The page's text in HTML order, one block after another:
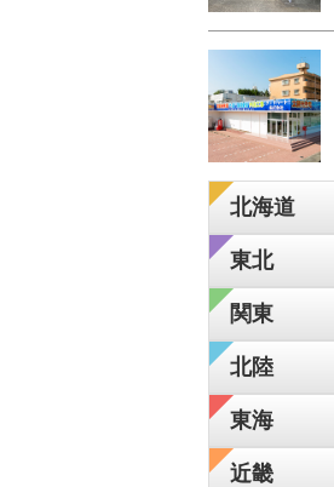
北海道
東北
関東
北陸
東海
近畿